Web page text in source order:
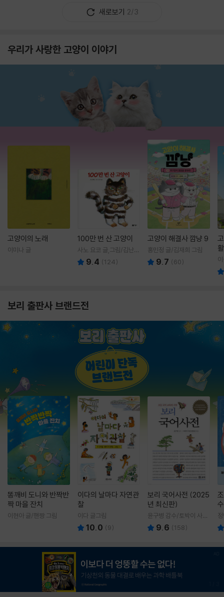
새로보기 2/3
우리가 사랑한 고양이 이야기
고양이의 노래
이미나 글
100만 번 산 고양이
사노 요코 글,그림/김난주
역 9.4 (124)
고양이 해결사 깜냥 9
홍민정 글/김재희 그림
9.7 (60)
보리 출판사 브랜드전
똥깨비 도니와 반짝반
짝 마을 잔치
이현아 글/핸짱 그림
이다의 날마다 자연관
찰
이다 글그림
10.0 (9)
보리 국어사전 (2025
년 최신판)
윤구병 감수/토박이 사전
편찬실 편
9.6 (158)